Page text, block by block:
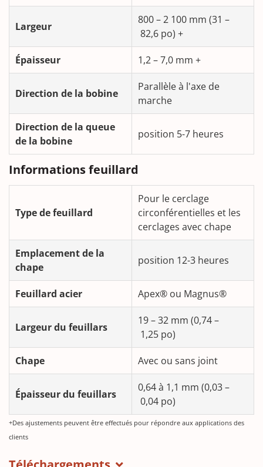
Largeur
800 – 2 100 mm (31 –
82,6 po) +
Épaisseur 1,2 – 7,0 mm +
Direction de la bobine
Parallèle à l'axe de
marche
Direction de la queue
de la bobine
position 5-7 heures
Informations feuillard
Type de feuillard
Pour le cerclage
circonférentielles et les
cerclages avec chape
Emplacement de la
chape
position 12-3 heures
Feuillard acier Apex® ou Magnus®
Largeur du feuillars
19 – 32 mm (0,74 –
1,25 po)
Chape Avec ou sans joint
Épaisseur du feuillars
0,64 à 1,1 mm (0,03 –
0,04 po)
+Des ajustements peuvent être effectués pour répondre aux applications des
clients